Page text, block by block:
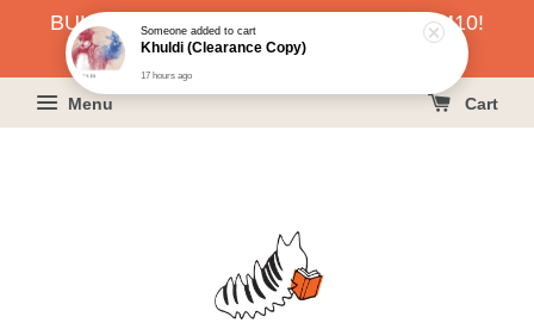
BUKU HARGA RAHMAH SERENDAH RM10!
KLIK SINI UNTUK PESAN!
Menu Cart
Someoneadded to cart
Khuldi (Clearance Copy)
17 hours ago